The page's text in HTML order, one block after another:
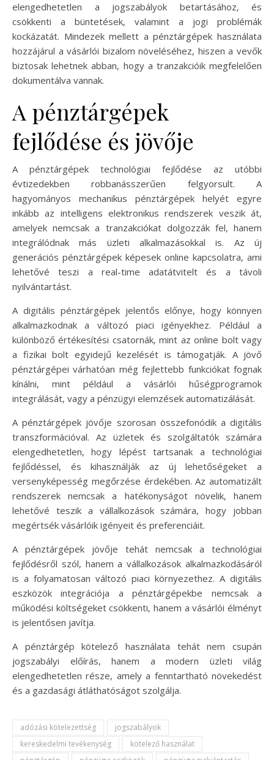
elengedhetetlen a jogszabályok betartásához, és
csökkenti a büntetések, valamint a jogi problémák
kockázatát. Mindezek mellett a pénztárgépek használata
hozzájárul a vásárlói bizalom növeléséhez, hiszen a vevők
biztosak lehetnek abban, hogy a tranzakcióik megfelelően
dokumentálva vannak.
A pénztárgépek
fejlődése és jövője
A pénztárgépek technológiai fejlődése az utóbbi
évtizedekben robbanásszerűen felgyorsult. A
hagyományos mechanikus pénztárgépek helyét egyre
inkább az intelligens elektronikus rendszerek veszik át,
amelyek nemcsak a tranzakciókat dolgozzák fel, hanem
integrálódnak más üzleti alkalmazásokkal is. Az új
generációs pénztárgépek képesek online kapcsolatra, ami
lehetővé teszi a real-time adatátvitelt és a távoli
nyilvántartást.
A digitális pénztárgépek jelentős előnye, hogy könnyen
alkalmazkodnak a változó piaci igényekhez. Például a
különböző értékesítési csatornák, mint az online bolt vagy
a fizikai bolt egyidejű kezelését is támogatják. A jövő
pénztárgépei várhatóan még fejlettebb funkciókat fognak
kínálni, mint például a vásárlói hűségprogramok
integrálását, vagy a pénzügyi elemzések automatizálását.
A pénztárgépek jövője szorosan összefonódik a digitális
transzformációval. Az üzletek és szolgáltatók számára
elengedhetetlen, hogy lépést tartsanak a technológiai
fejlődéssel, és kihasználják az új lehetőségeket a
versenyképesség megőrzése érdekében. Az automatizált
rendszerek nemcsak a hatékonyságot növelik, hanem
lehetővé teszik a vállalkozások számára, hogy jobban
megértsék vásárlóik igényeit és preferenciáit.
A pénztárgépek jövője tehát nemcsak a technológiai
fejlődésről szól, hanem a vállalkozások alkalmazkodásáról
is a folyamatosan változó piaci környezethez. A digitális
eszközök integrációja a pénztárgépekbe nemcsak a
működési költségeket csökkenti, hanem a vásárlói élményt
is jelentősen javítja.
A pénztárgép kötelező használata tehát nem csupán
jogszabályi előírás, hanem a modern üzleti világ
elengedhetetlen része, amely a fenntartható növekedést
és a gazdasági átláthatóságot szolgálja.
adózási kötelezettség
jogszabályok
kereskedelmi tevékenység
kötelező használat